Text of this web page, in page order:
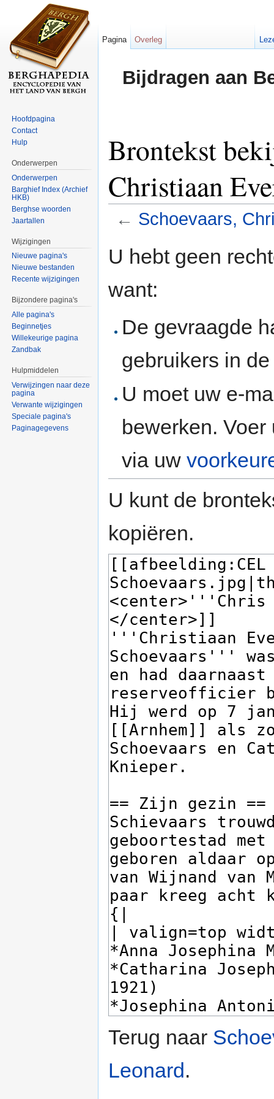
Bijdragen aan
Brontekst
Christiaan
← Schoevaars,
U hebt geen
want:
De gevraagde
gebruikers in
U moet uw e-
bewerken.
via uw
U kunt de
kopiëren.
Terug naar
Leonard .
Pagina Overleg
Hoofdpagina
Contact
Hulp
Onderwerpen
Onderwerpen
Barghief Index (Archief
HKB)
Berghse woorden
Jaartallen
Wijzigingen
Nieuwe pagina's
Nieuwe bestanden
Recente wijzigingen
Bijzondere pagina's
Alle pagina's
Beginnetjes
Willekeurige pagina
Zandbak
Hulpmiddelen
Verwijzingen naar deze
pagina
Verwante wijzigingen
Speciale pagina's
Paginagegevens